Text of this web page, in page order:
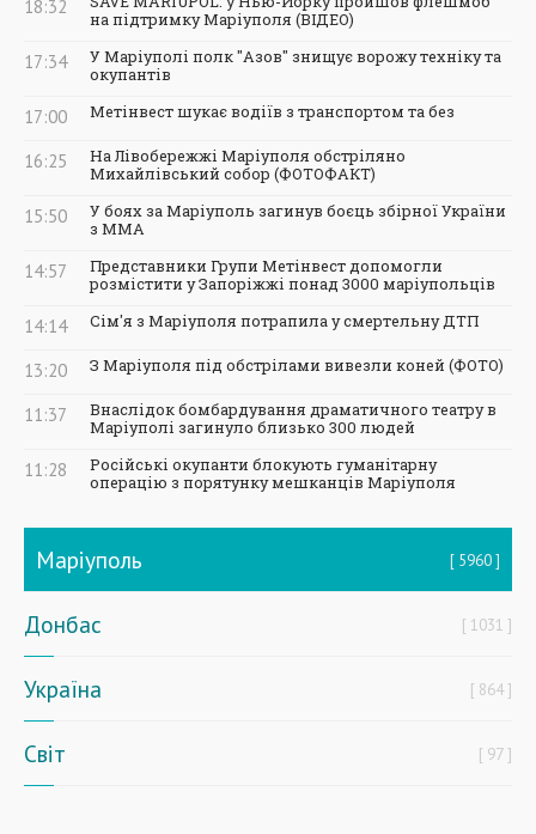
18:32
на підтримку Маріуполя (ВІДЕО)
17:34
У Маріуполі полк "Азов" знищує ворожу техніку та
окупантів
17:00 Метінвест шукає водіїв з транспортом та без
16:25
На Лівобережжі Маріуполя обстріляно
Михайлівський собор (ФОТОФАКТ)
15:50
У боях за Маріуполь загинув боєць збірної України
з ММА
14:57
Представники Групи Метінвест допомогли
розмістити у Запоріжжі понад 3000 маріупольців
14:14 Сім'я з Маріуполя потрапила у смертельну ДТП
13:20 З Маріуполя під обстрілами вивезли коней (ФОТО)
11:37
Внаслідок бомбардування драматичного театру в
Маріуполі загинуло близько 300 людей
11:28
Російські окупанти блокують гуманітарну
операцію з порятунку мешканців Маріуполя
Маріуполь 5960
Донбас 1031
Україна 864
Світ 97